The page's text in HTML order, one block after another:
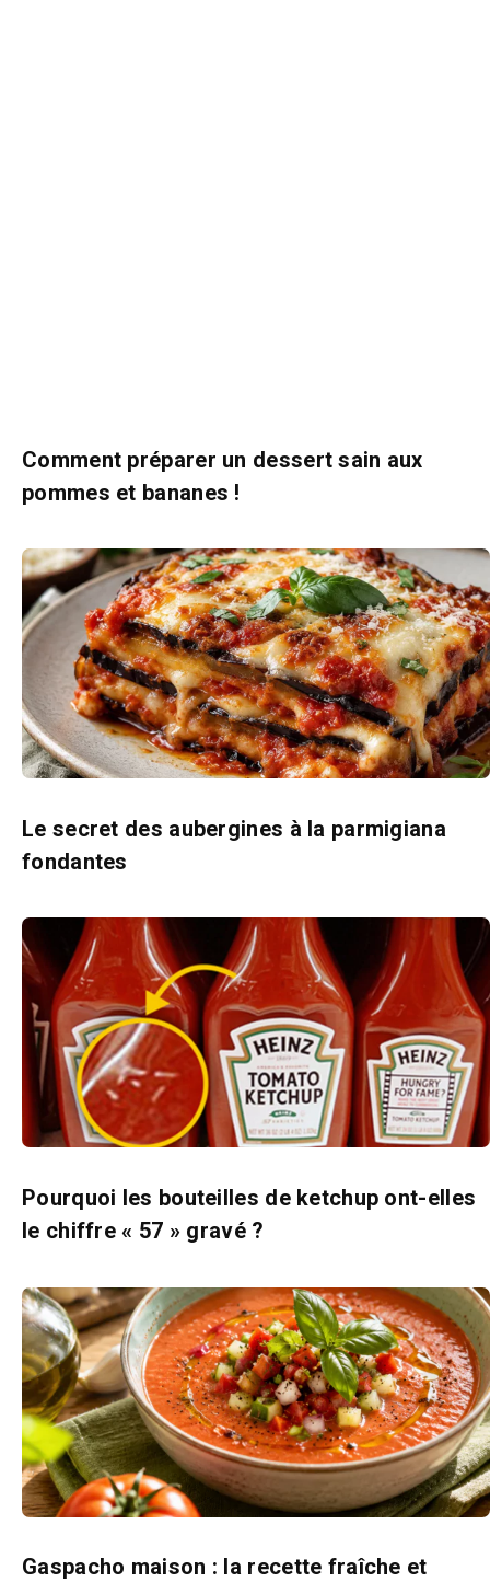
Comment préparer un dessert sain aux
pommes et bananes !
Le secret des aubergines à la parmigiana
fondantes
Pourquoi les bouteilles de ketchup ont-elles
le chiffre « 57 » gravé ?
Gaspacho maison : la recette fraîche et